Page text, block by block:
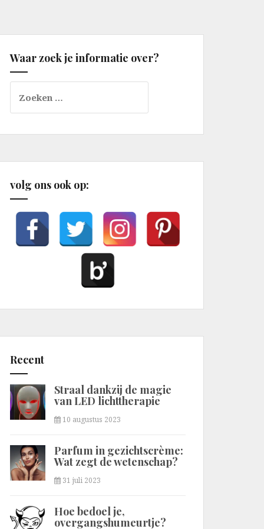
Waar zoek je informatie over?
naar:
volg ons ook op:
Recent
Straal dankzij de magie
van LED lichttherapie
10 augustus 2023
Parfum in gezichtscrème:
Wat zegt de wetenschap?
31 juli 2023
Hoe bedoel je,
overgangshumeurtje?